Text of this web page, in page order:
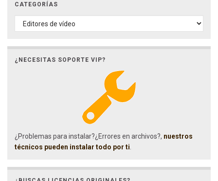
CATEGORÍAS
CATEGORÍAS
¿NECESITAS SOPORTE VIP?
¿Problemas para instalar?¿Errores en archivos?, nuestros
técnicos pueden instalar todo por ti